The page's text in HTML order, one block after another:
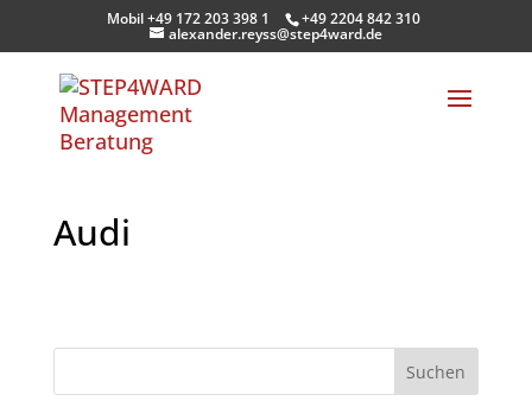
Mobil +49 172 203 398 1 +49 2204 842 310
alexander.reyss@step4ward.de
Audi
Suchen